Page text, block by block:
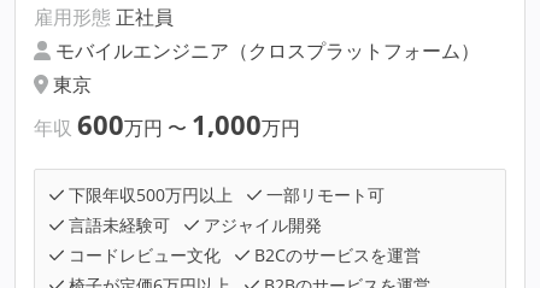
雇用形態 正社員
モバイルエンジニア（クロスプラットフォーム）
東京
年収 600万円 〜 1,000万円
下限年収500万円以上
一部リモート可
言語未経験可
アジャイル開発
コードレビュー文化
B2Cのサービスを運営